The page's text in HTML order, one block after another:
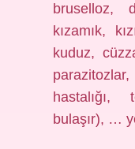
bruselloz,
kızamık,
kuduz,
bulaşır), …